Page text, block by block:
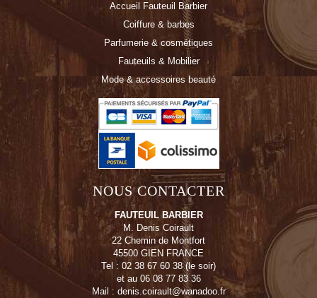
Accueil Fauteuil Barbier
Coiffure & barbes
Parfumerie & cosmétiques
Fauteuils & Mobilier
Mode & accessoires beauté
NOUS CONTACTER
FAUTEUIL BARBIER
M. Denis Coirault
22 Chemin de Montfort
45500 GIEN FRANCE
Tel : 02 38 67 60 38 (le soir)
et au 06 08 77 83 36
Mail : denis.coirault@wanadoo.fr